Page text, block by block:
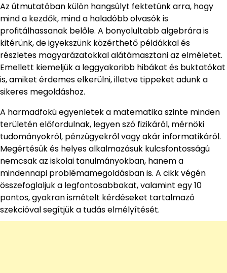
Az útmutatóban külön hangsúlyt fektetünk arra, hogy
mind a kezdők, mind a haladóbb olvasók is
profitálhassanak belőle. A bonyolultabb algebrára is
kitérünk, de igyekszünk közérthető példákkal és
részletes magyarázatokkal alátámasztani az elméletet.
Emellett kiemeljük a leggyakoribb hibákat és buktatókat
is, amiket érdemes elkerülni, illetve tippeket adunk a
sikeres megoldáshoz.
A harmadfokú egyenletek a matematika szinte minden
területén előfordulnak, legyen szó fizikáról, mérnöki
tudományokról, pénzügyekről vagy akár informatikáról.
Megértésük és helyes alkalmazásuk kulcsfontosságú
nemcsak az iskolai tanulmányokban, hanem a
mindennapi problémamegoldásban is. A cikk végén
összefoglaljuk a legfontosabbakat, valamint egy 10
pontos, gyakran ismételt kérdéseket tartalmazó
szekcióval segítjük a tudás elmélyítését.